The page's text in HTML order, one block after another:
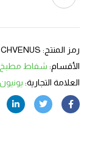
رمز المنتج:
الأقسام: شفاط مطبخ
العلامة التجارية: يونيون